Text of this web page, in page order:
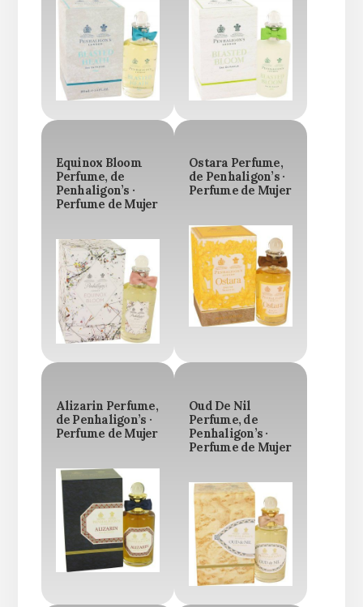
Equinox Bloom
Perfume, de
Penhaligon’s ·
Perfume de Mujer
Ostara Perfume,
de Penhaligon’s ·
Perfume de Mujer
Alizarin Perfume,
de Penhaligon’s ·
Perfume de Mujer
Oud De Nil
Perfume, de
Penhaligon’s ·
Perfume de Mujer